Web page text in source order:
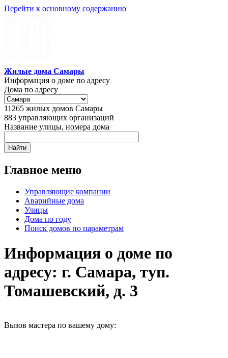
Перейти к основному содержанию
Жилые дома Самары
Информация о доме по адресу
Дома по адресу
11265 жилых домов Самары
883 управляющих организаций
Название улицы, номера дома
Главное меню
Управляющие компании
Аварийные дома
Улицы
Дома по году
Поиск домов по параметрам
Информация о доме по
адресу: г. Самара, туп.
Томашевский, д. 3
Вызов мастера по вашему дому: